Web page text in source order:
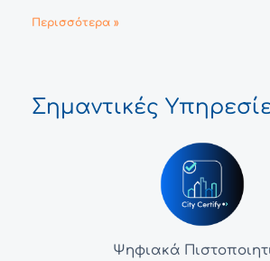
Περισσότερα »
Σημαντικές
Ψηφιακά